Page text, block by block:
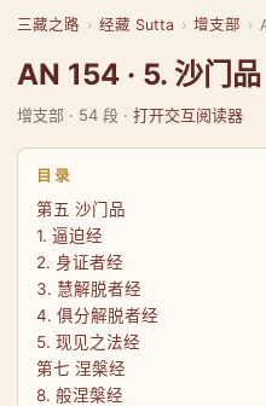
三藏之路 › 经藏 Sutta › 增支部 ›
AN 154 · 5. 沙门品
增支部 · 54 段 · 打开交互阅读器
目录
第五 沙门品
1. 逼迫经
2. 身证者经
3. 慧解脱者经
4. 俱分解脱者经
5. 现见之法经
第七 涅槃经
8. 般涅槃经